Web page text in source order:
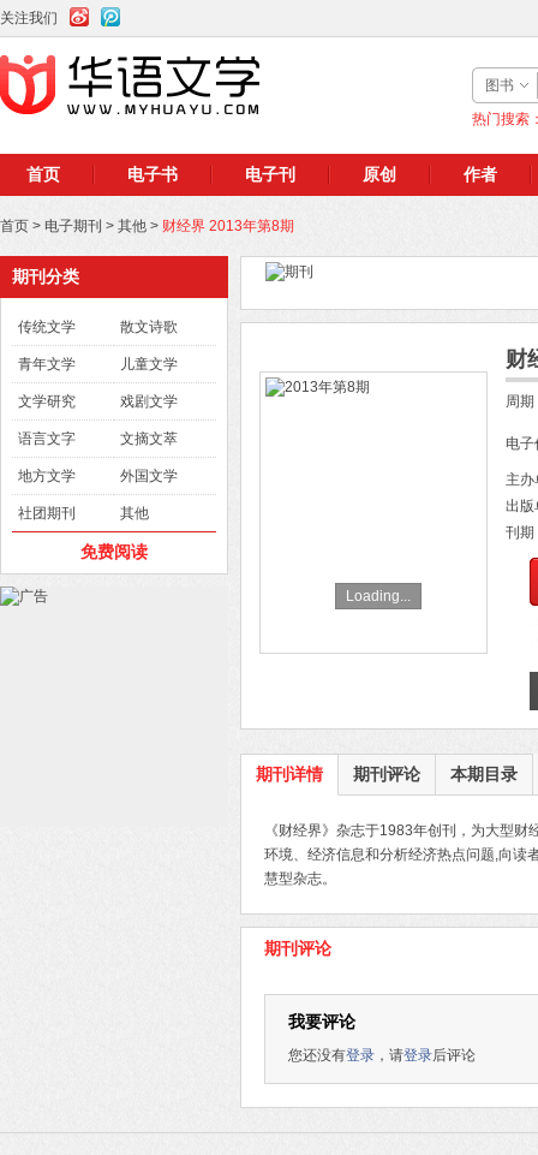
关注我们
图书
热门搜索
首页 电子书 电子刊 原创 作者
首页 > 电子期刊 > 其他 > 财经界 2013年第8期
期刊分类
传统文学 散文诗歌
青年文学 儿童文学
文学研究 戏剧文学
语言文字 文摘文萃
地方文学 外国文学
社团期刊 其他
免费阅读
Loading...
财
周期
电子
主
出版
刊期
期刊详情 期刊评论 本期目录
《财经界》杂志于1983年创刊，为大型
环境、经济信息和分析经济热点问题,向读
慧型杂志。
期刊评论
我要评论
您还没有登录 ，请登录后评论